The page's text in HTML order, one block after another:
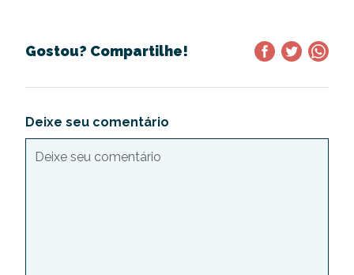
Gostou? Compartilhe!
Deixe seu comentário